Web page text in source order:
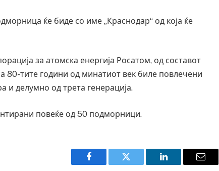
ќе биде со име „Краснодар“ од која ќе
за атомска енергија Росатом, од составот
80-тите години од минатиот век биле повлечени
и делумно од трета генерација.
повеќе од 50 подморници.
Facebook Twitter LinkedIn Email